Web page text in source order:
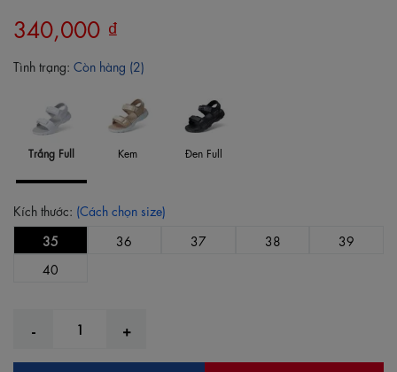
340,000 ₫
Tình trạng: Còn hàng (2)
Trắng Full Kem Đen Full
Kích thước: (Cách chọn size)
35
36 37 38
39
40